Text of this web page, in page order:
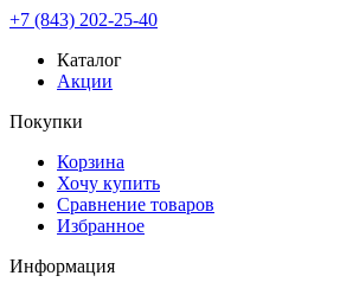
+7 (843) 202-25-40
Каталог
Акции
Покупки
Корзина
Хочу купить
Сравнение товаров
Избранное
Информация